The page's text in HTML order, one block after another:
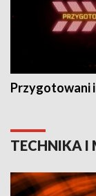
Przygotowani
TECHNIKA I